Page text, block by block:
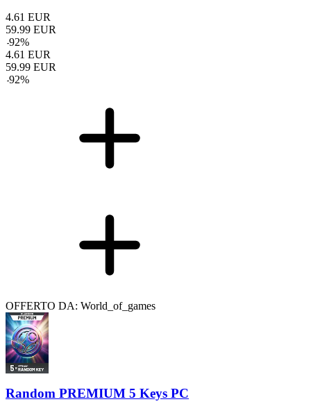
4.61 EUR
59.99 EUR
-92%
4.61 EUR
59.99 EUR
-92%
OFFERTO DA: World_of_games
Random PREMIUM 5 Keys PC